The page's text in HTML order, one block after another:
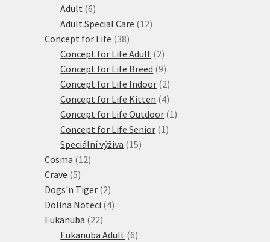
Adult 66
produktů
Adult Special Care 1212
Concept for Life 3838
produktů
Concept for Life Adult 22
produkty
Concept for Life Breed 99
produktů
Concept for Life Indoor 22
produkty
Concept for Life Kitten 44
produkty
Concept for Life Outdoor 1 1
Concept for Life Senior 1 1
Speciální výživa 1515
Cosma 1212
Crave 55
produktů
Dogs'n Tiger 22
produkty
Dolina Noteci 44
Eukanuba 2222
produktů
Eukanuba Adult 66